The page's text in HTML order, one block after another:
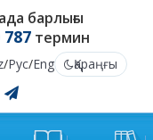
барлығы
787термин
/Рус/Eng
Қараңғы